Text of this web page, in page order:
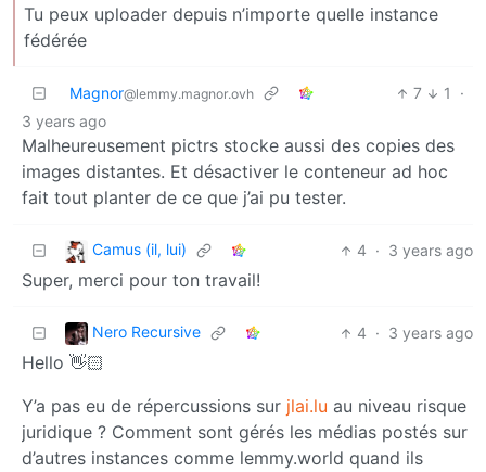
Tu peux uploader depuis n’importe quelle instance
fédérée
Magnor@lemmy.magnor.ovh 7 1
·
3 years ago
Malheureusement pictrs stocke aussi des copies des
images distantes. Et désactiver le conteneur ad hoc
fait tout planter de ce que j’ai pu tester.
Camus (il, lui) 4 · 3 years ago
Super, merci pour ton travail!
Nero Recursive 4 · 3 years ago
Hello 👋🏻
Y’a pas eu de répercussions sur jlai.lu au niveau risque
juridique ? Comment sont gérés les médias postés sur
d’autres instances comme lemmy.world quand ils